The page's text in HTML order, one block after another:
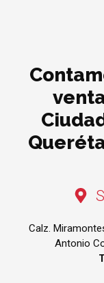
Calz.
Antonio